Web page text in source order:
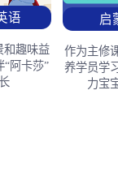
语
和趣味益
“阿卡莎”
启
作为主修
养学员学
力宝